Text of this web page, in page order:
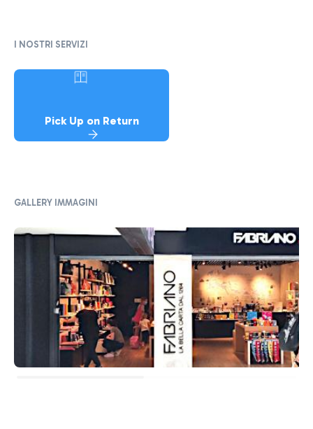
I NOSTRI SERVIZI
Pick Up on Return
GALLERY IMMAGINI